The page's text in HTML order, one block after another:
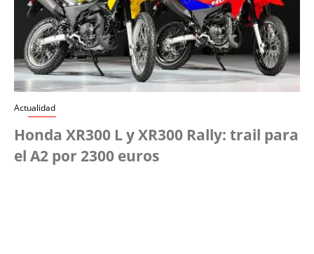
Actualidad
Honda XR300 L y XR300 Rally: trail para
el A2 por 2300 euros